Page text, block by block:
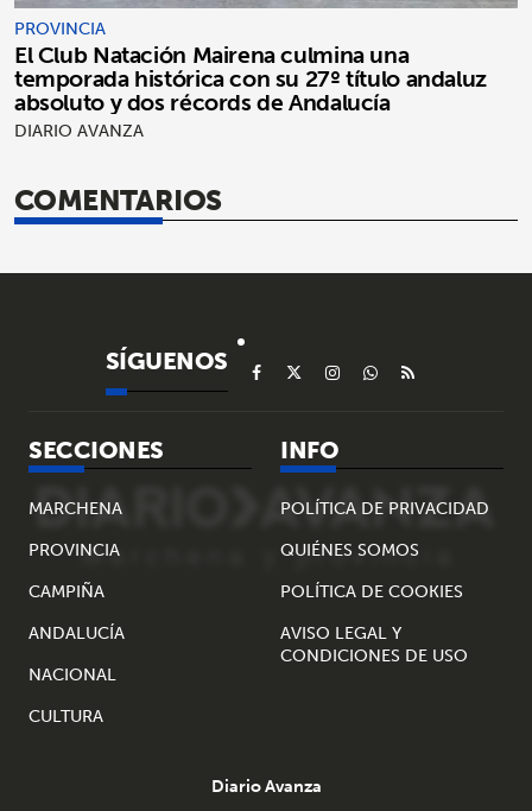
PROVINCIA
El Club Natación Mairena culmina una
temporada histórica con su 27º título andaluz
absoluto y dos récords de Andalucía
DIARIO AVANZA
COMENTARIOS
SÍGUENOS
SECCIONES
MARCHENA
PROVINCIA
CAMPIÑA
ANDALUCÍA
NACIONAL
CULTURA
INFO
POLÍTICA DE PRIVACIDAD
QUIÉNES SOMOS
POLÍTICA DE COOKIES
AVISO LEGAL Y
CONDICIONES DE USO
Diario Avanza